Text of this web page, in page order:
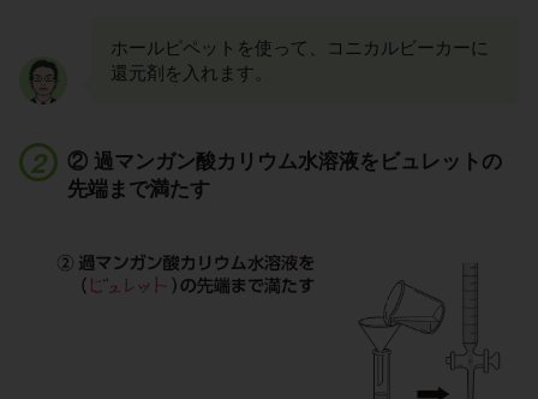
ホールピペットを使って、コニカルビーカーに
還元剤を入れます。
② 過マンガン酸カリウム水溶液をビュレットの
先端まで満たす